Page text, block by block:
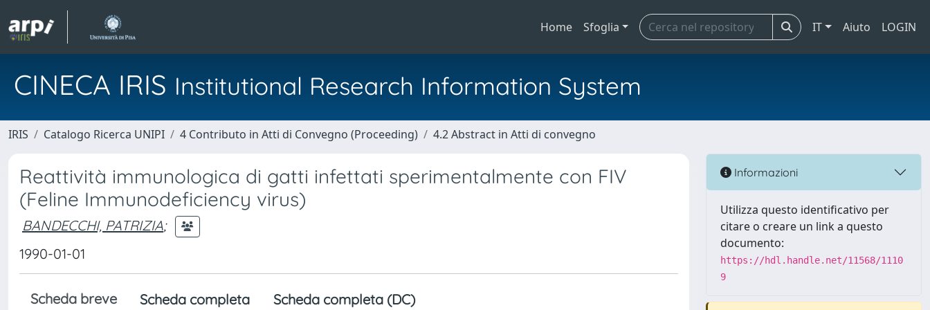
Home Sfoglia IT Aiuto LOGIN
CINECA IRIS Institutional Research Information System
IRIS Catalogo Ricerca UNIPI 4 Contributo in Atti di Convegno (Proceeding) 4.2 Abstract in Atti di convegno
Reattività immunologica di gatti infettati sperimentalmente con FIV
(Feline Immunodeficiency virus)
BANDECCHI, PATRIZIA;
1990-01-01
Scheda breve Scheda completa Scheda completa (DC)
Informazioni
Utilizza questo identificativo per
citare o creare un link a questo
documento:
https://hdl.handle.net/11568/1110
9